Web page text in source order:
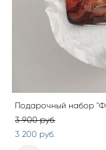
Подарочный набор
3 900 pуб.
3 200 pуб.